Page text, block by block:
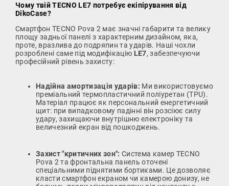
Чому твій TECNO LE7 потребує екіпірування від
DikoCase?
Смартфон TECNO Pova 2 має значні габарити та велику
площу задньої панелі з характерним дизайном, яка,
проте, вразлива до подряпин та ударів. Наші чохли
розроблені саме під модифікацію LE7, забезпечуючи
професійний рівень захисту:
Надійна амортизація ударів: Ми використовуємо
преміальний термопластичний поліуретан (TPU).
Матеріал працює як персональний енергетичний
щит: при випадковому падінні він розсіює силу
удару, захищаючи внутрішню електроніку та
величезний екран від пошкоджень.
Захист "критичних зон": Система камер TECNO
Pova 2 та фронтальна панель оточені
спеціальними піднятими бортиками. Це дозволяє
класти смартфон екраном чи камерою донизу, не